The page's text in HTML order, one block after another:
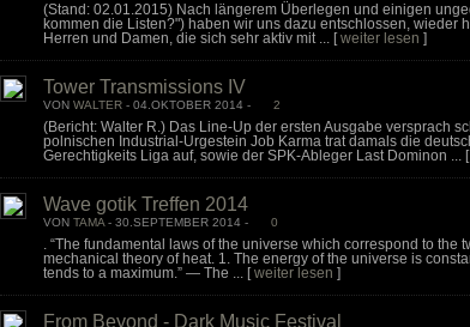
(Stand: 02.01.2015) Nach längerem Überlegen und einigen
kommen die Listen?") haben wir uns dazu entschlossen, wieder
Herren und Damen, die sich sehr aktiv mit ... [weiter lesen ]
Tower Transmissions IV
VON WALTER - 04.OKTOBER 2014 - 2
(Bericht: Walter R.) Das Line-Up der ersten Ausgabe versprach
polnischen Industrial-Urgestein Job Karma trat damals die
Gerechtigkeits Liga auf, sowie der SPK-Ableger Last Dominon ... [
Wave gotik Treffen 2014
VON TAMA - 30.SEPTEMBER 2014 - 0
. “The fundamental laws of the universe which correspond to the
mechanical theory of heat. 1. The energy of the universe is
tends to a maximum.” ― The ... [weiter lesen ]
From Beyond - Dark Music Festival